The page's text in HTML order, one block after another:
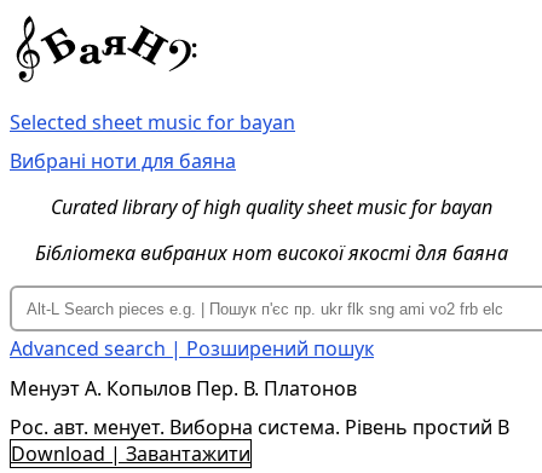
Selected sheet music for bayan
Вибрані ноти для баяна
Curated library of high quality sheet music for bayan
Бібліотека вибраних нот високої якості для баяна
Advanced search | Розширений пошук
Менуэт А. Копылов Пер. В. Платонов
Рос. авт. менует. Виборна система. Рівень простий B
Download | Завантажити